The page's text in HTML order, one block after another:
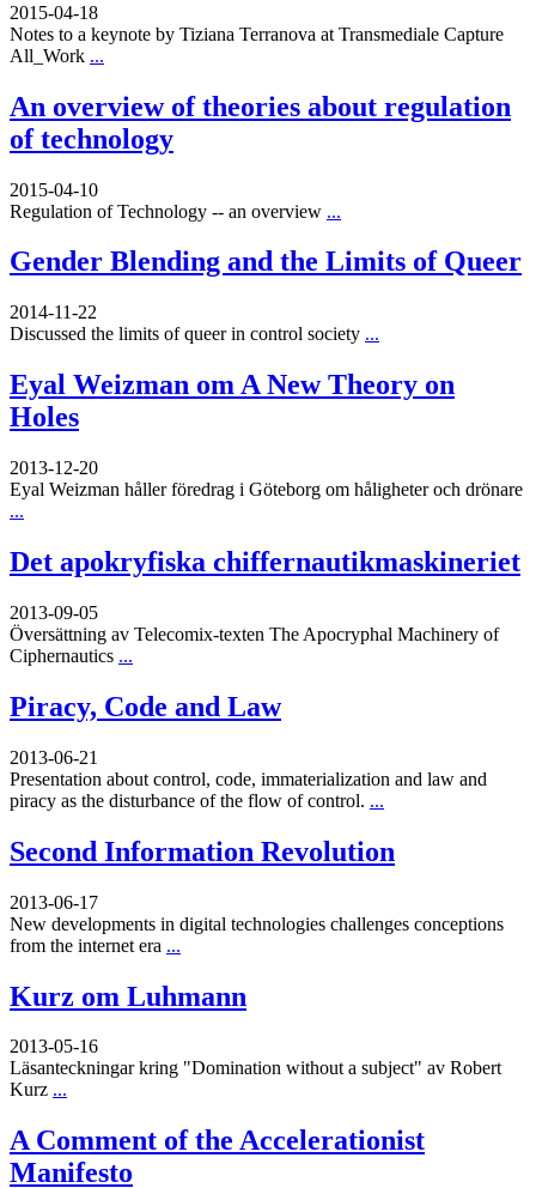
2015-04-18
Notes to a keynote by Tiziana Terranova at Transmediale Capture
All_Work ...
An overview of theories about regulation
of technology
2015-04-10
Regulation of Technology -- an overview ...
Gender Blending and the Limits of Queer
2014-11-22
Discussed the limits of queer in control society ...
Eyal Weizman om A New Theory on
Holes
2013-12-20
Eyal Weizman håller föredrag i Göteborg om håligheter och drönare
...
Det apokryfiska chiffernautikmaskineriet
2013-09-05
Översättning av Telecomix-texten The Apocryphal Machinery of
Ciphernautics ...
Piracy, Code and Law
2013-06-21
Presentation about control, code, immaterialization and law and
piracy as the disturbance of the flow of control. ...
Second Information Revolution
2013-06-17
New developments in digital technologies challenges conceptions
from the internet era ...
Kurz om Luhmann
2013-05-16
Läsanteckningar kring "Domination without a subject" av Robert
Kurz ...
A Comment of the Accelerationist
Manifesto